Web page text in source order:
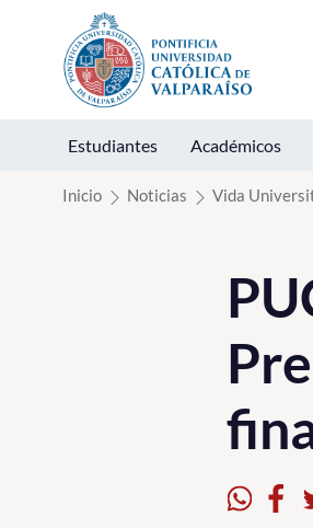
Click acá para ir directamente al contenido
Estudiantes Académicos
Inicio Noticias Vida